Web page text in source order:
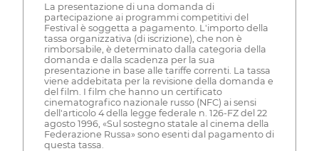
La presentazione di una domanda di
partecipazione ai programmi competitivi del
Festival è soggetta a pagamento. L'importo della
tassa organizzativa (di iscrizione), che non è
rimborsabile, è determinato dalla categoria della
domanda e dalla scadenza per la sua
presentazione in base alle tariffe correnti. La tassa
viene addebitata per la revisione della domanda e
del film. I film che hanno un certificato
cinematografico nazionale russo (NFC) ai sensi
dell'articolo 4 della legge federale n. 126-FZ del 22
agosto 1996, «Sul sostegno statale al cinema della
Federazione Russa» sono esenti dal pagamento di
questa tassa.